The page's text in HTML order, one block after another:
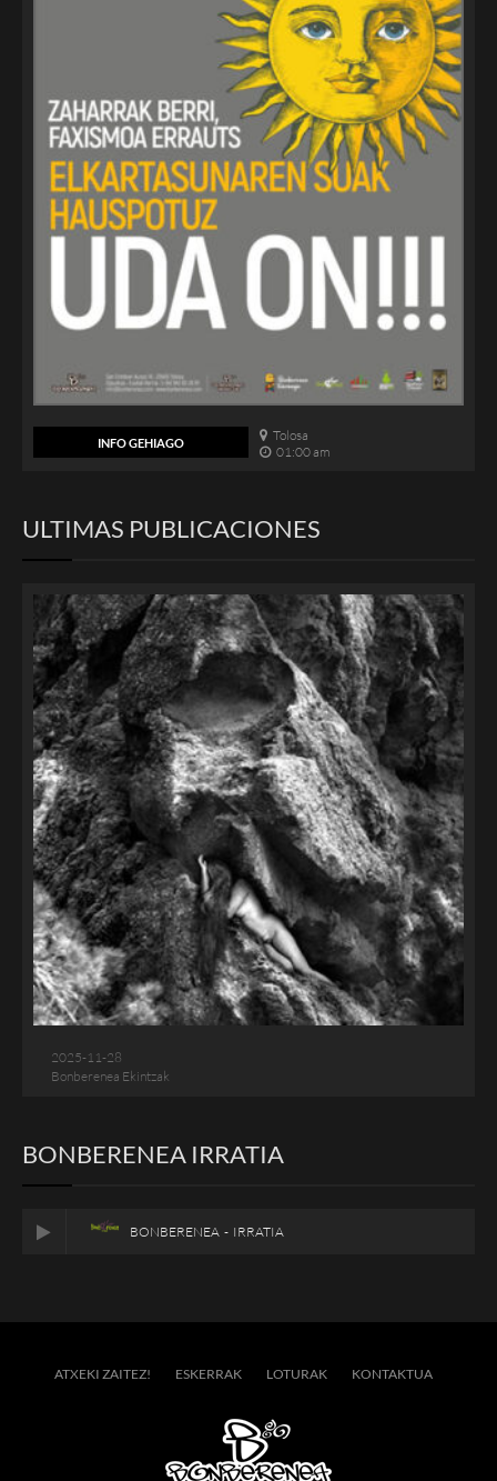
INFO GEHIAGO
Tolosa
01:00 am
ULTIMAS PUBLICACIONES
2025-11-28
Bonberenea Ekintzak
BONBERENEA IRRATIA
BONBERENEA - IRRATIA
ATXEKI ZAITEZ! ESKERRAK LOTURAK KONTAKTUA